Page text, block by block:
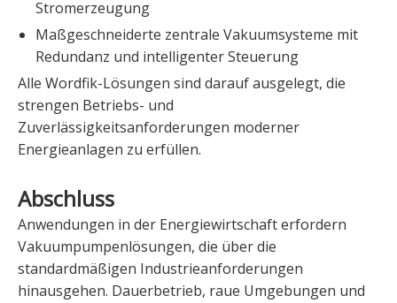
Stromerzeugung
Maßgeschneiderte zentrale Vakuumsysteme mit
Redundanz und intelligenter Steuerung
Alle Wordfik-Lösungen sind darauf ausgelegt, die
strengen Betriebs- und
Zuverlässigkeitsanforderungen moderner
Energieanlagen zu erfüllen.
Abschluss
Anwendungen in der Energiewirtschaft erfordern
Vakuumpumpenlösungen, die über die
standardmäßigen Industrieanforderungen
hinausgehen. Dauerbetrieb, raue Umgebungen und